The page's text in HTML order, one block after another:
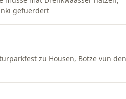
gefuerdert
zu Housen, Botze vun den